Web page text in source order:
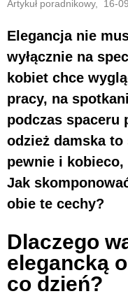
Artykuł poradnikowy, 16-
Elegancja nie
wyłącznie na
kobiet chce
pracy, na
podczas spaceru
odzież damska
pewnie i
Jak
obie te cechy?
Dlaczego
elegancką
co dzień?